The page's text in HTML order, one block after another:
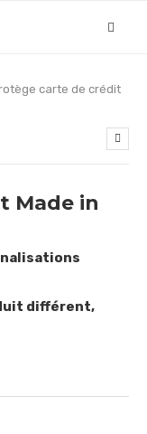
carte de crédit
Made in
différent,